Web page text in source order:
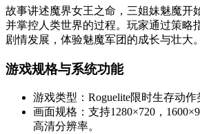
故事讲述魔界女王之命，三姐妹魅魔开
并掌控人类世界的过程。玩家通过策略
剧情发展，体验魅魔军团的成长与壮大。
游戏规格与系统功能
游戏类型：Roguelite限时生存动作
画面规格：支持1280×720，
高清分辨率。